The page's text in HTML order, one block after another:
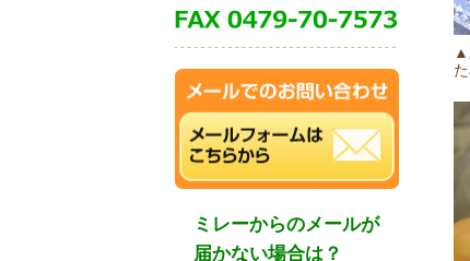
ミレーからのメールが
届かない場合は？
▲